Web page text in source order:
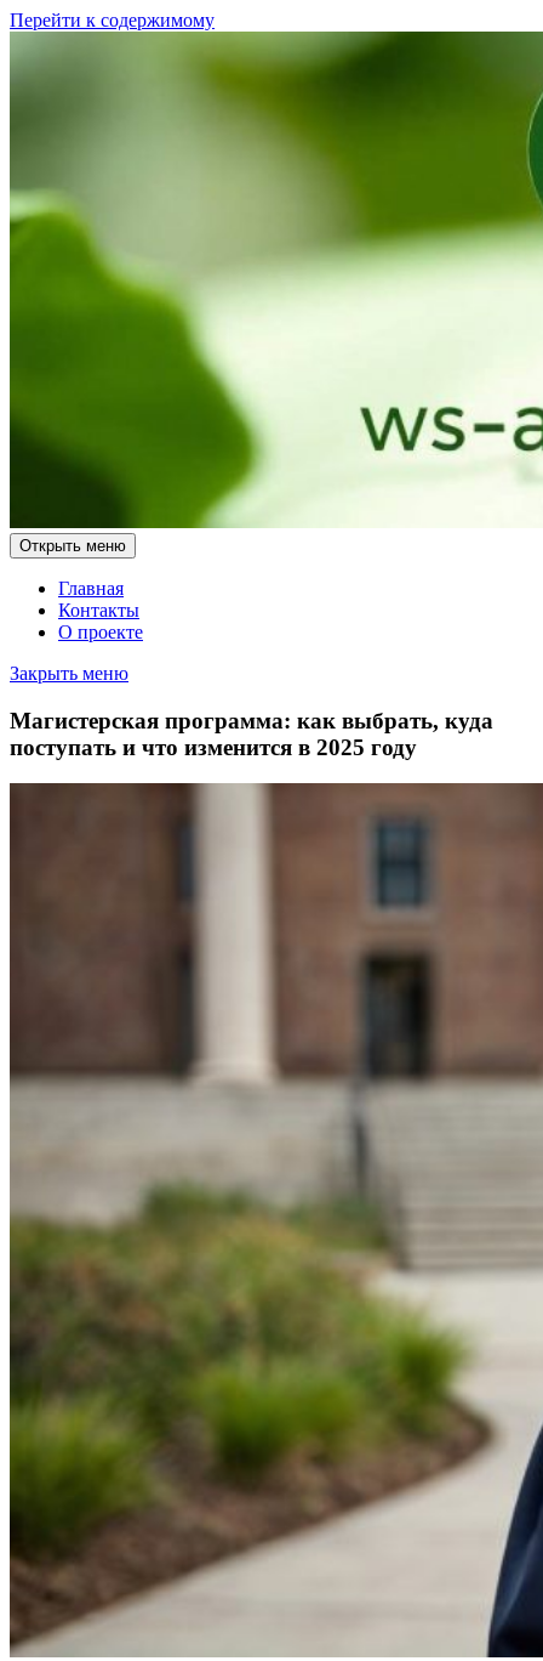
Перейти к содержимому
Открыть меню
Главная
Контакты
О проекте
Закрыть меню
Магистерская программа: как выбрать, куда
поступать и что изменится в 2025 году